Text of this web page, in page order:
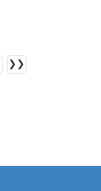
❯❯